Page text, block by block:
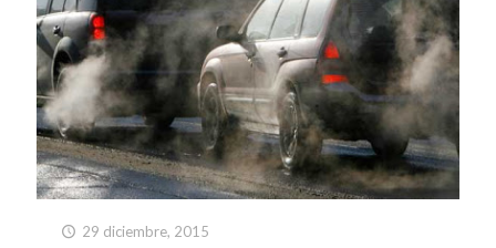
29 diciembre, 2015